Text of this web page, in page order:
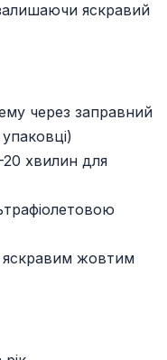
яскравий
через заправний
20 хвилин для
яскравим жовтим